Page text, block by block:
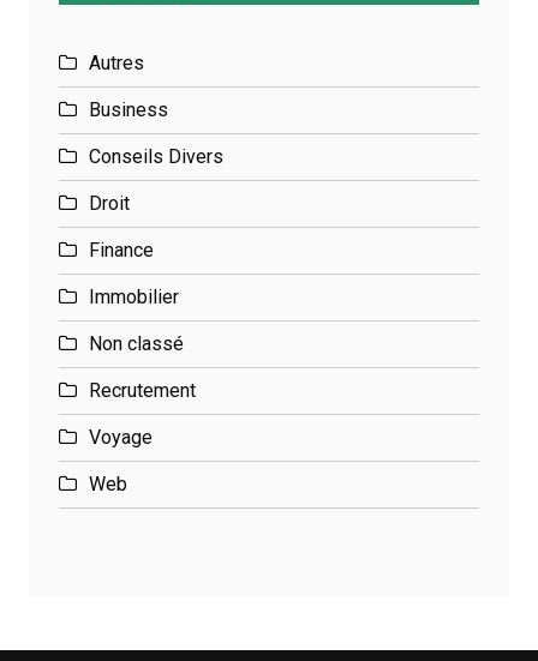
Autres
Business
Conseils Divers
Droit
Finance
Immobilier
Non classé
Recrutement
Voyage
Web